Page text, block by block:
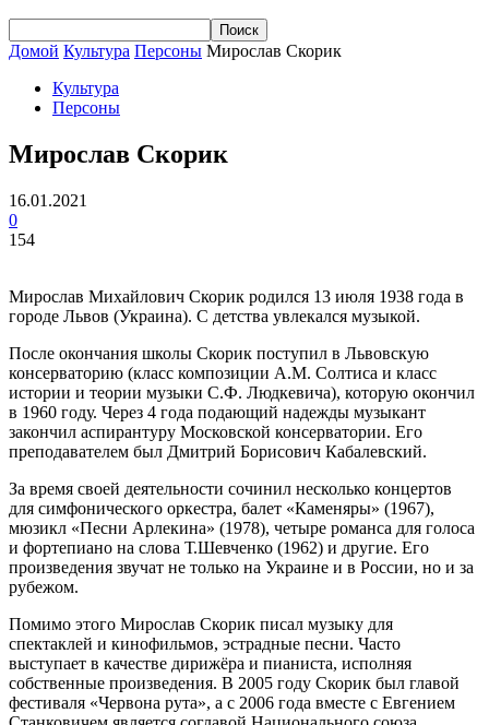
Домой Культура Персоны Мирослав Скорик
Культура
Персоны
Мирослав Скорик
16.01.2021
0
154
Мирослав Михайлович Скорик родился 13 июля 1938 года в
городе Львов (Украина). С детства увлекался музыкой.
После окончания школы Скорик поступил в Львовскую
консерваторию (класс композиции А.М. Солтиса и класс
истории и теории музыки С.Ф. Людкевича), которую окончил
в 1960 году. Через 4 года подающий надежды музыкант
закончил аспирантуру Московской консерватории. Его
преподавателем был Дмитрий Борисович Кабалевский.
За время своей деятельности сочинил несколько концертов
для симфонического оркестра, балет «Каменяры» (1967),
мюзикл «Песни Арлекина» (1978), четыре романса для голоса
и фортепиано на cлова Т.Шевченко (1962) и другие. Его
произведения звучат не только на Украине и в России, но и за
рубежом.
Помимо этого Мирослав Скорик писал музыку для
спектаклей и кинофильмов, эстрадные песни. Часто
выступает в качестве дирижёра и пианиста, исполняя
собственные произведения. В 2005 году Скорик был главой
фестиваля «Червона рута», а с 2006 года вместе с Евгением